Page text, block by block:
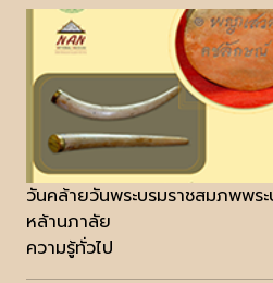
วันคล้ายวันพระบรมราชสมภพพร
หล้านภาลัย
ความรู้ทั่วไป